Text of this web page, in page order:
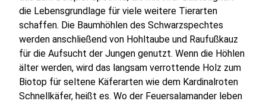
die Lebensgrundlage für viele weitere Tierarten
schaffen. Die Baumhöhlen des Schwarzspechtes
werden anschließend von Hohltaube und Raufußkauz
für die Aufsucht der Jungen genutzt. Wenn die Höhlen
älter werden, wird das langsam verrottende Holz zum
Biotop für seltene Käferarten wie dem Kardinalroten
Schnellkäfer, heißt es. Wo der Feuersalamander leben